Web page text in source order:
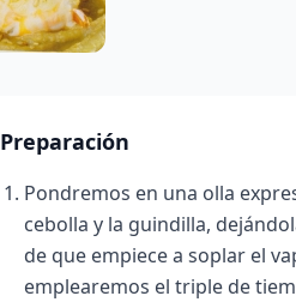
Preparación
Pondremos en una olla
cebolla y la guindilla,
de que empiece a soplar el
emplearemos el triple de